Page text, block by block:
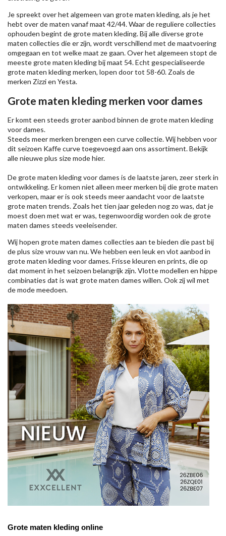
Je spreekt over het algemeen van grote maten kleding, als je het
hebt over de maten vanaf maat 42/44. Waar de reguliere collecties
ophouden begint de grote maten kleding. Bij alle diverse grote
maten collecties die er zijn, wordt verschillend met de maatvoering
omgegaan en tot welke maat ze gaan. Over het algemeen stopt de
meeste grote maten kleding bij maat 54. Echt gespecialiseerde
grote maten kleding merken, lopen door tot 58-60. Zoals de
merken Zizzien Yesta.
Grote maten kleding merken voor dames
Er komt een steeds groter aanbod binnen de grote maten kleding
voor dames.
Steeds meer merken brengen een curve collectie. Wij hebben voor
dit seizoen Kaffecurve toegevoegd aan ons assortiment. Bekijk
alle nieuweplus size modehier.
De grote maten kleding voor dames is de laatste jaren, zeer sterk in
ontwikkeling. Er komen niet alleen meer merken bij die grote maten
verkopen, maar er is ook steeds meer aandacht voor de laatste
grote maten trends. Zoals het tien jaar geleden nog zo was, dat je
moest doen met wat er was, tegenwoordig worden ook de grote
maten dames steeds veeleisender.
Wij hopen grote maten dames collecties aan te bieden die past bij
de plus size vrouw van nu. We hebben een leuk en vlot aanbod in
grote maten kleding voor dames. Frisse kleuren en prints, die op
dat moment in het seizoen belangrijk zijn. Vlotte modellen en hippe
combinaties dat is wat grote maten dames willen. Ook zij wil met
de mode meedoen.
Grote maten kleding online